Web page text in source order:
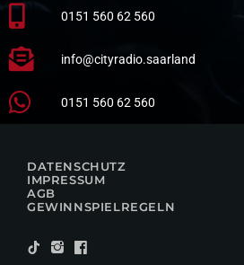
0151 560 62 560
info@cityradio.saarland
0151 560 62 560
DATENSCHUTZ
IMPRESSUM
AGB
GEWINNSPIELREGELN